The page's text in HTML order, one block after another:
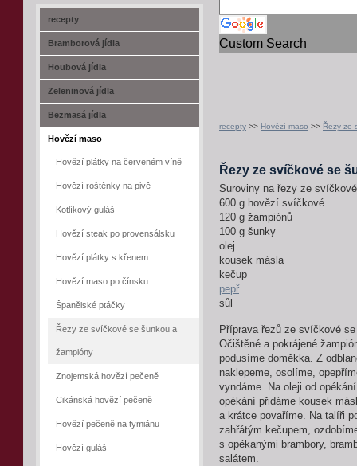
Custom Search
recepty >> Hovězí maso >> Řezy ze
Řezy ze svíčkové se
Suroviny na řezy ze
600 g hovězí svíčkové
120 g žampiónů
100 g šunky
olej
kousek másla
kečup
pepř
sůl
Příprava řezů ze svíčkové
Očištěné a pokrájené
podusíme doměkka. Z
naklepeme, osolíme,
vyndáme. Na oleji od
opékání přidáme kousek
a krátce povaříme. Na talíři
zahřátým kečupem,
s opékanými brambory,
salátem.
recepty
Bramborová jídla
Houbová jídla
Zeleninová jídla
Bezmasá jídla
Hovězí maso
Hovězí plátky na červeném víně
Hovězí roštěnky na pivě
Kotlíkový guláš
Hovězí steak po provensálsku
Hovězí plátky s křenem
Hovězí maso po čínsku
Španělské ptáčky
Řezy ze svíčkové se šunkou a
žampióny
Znojemská hovězí pečeně
Cikánská hovězí pečeně
Hovězí pečeně na tymiánu
Hovězí guláš